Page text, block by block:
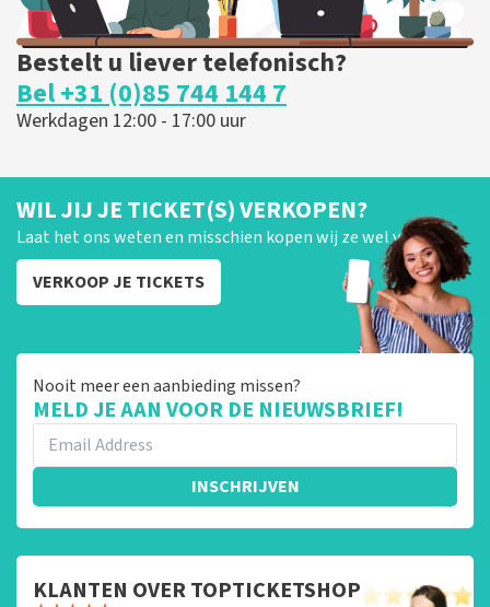
Bestelt u liever telefonisch?
Bel +31 (0)85 744 144 7
Werkdagen 12:00 - 17:00 uur
WIL JIJ JE TICKET(S) VERKOPEN?
Laat het ons weten en misschien kopen wij ze wel van je!
VERKOOP JE TICKETS
Nooit meer een aanbieding missen?
MELD JE AAN VOOR DE NIEUWSBRIEF!
INSCHRIJVEN
KLANTEN OVER TOPTICKETSHOP